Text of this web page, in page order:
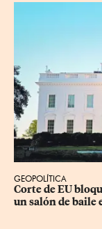
GEOPOLÍTICA
Corte de EU
un salón de baile